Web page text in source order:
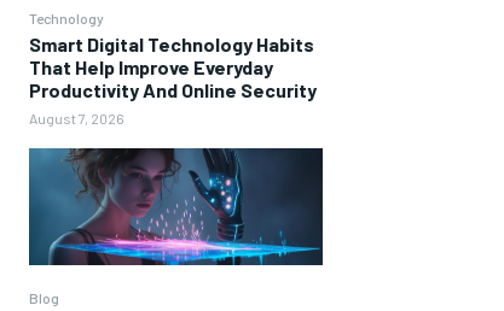
Technology
Smart Digital Technology Habits
That Help Improve Everyday
Productivity And Online Security
August 7, 2026
Blog